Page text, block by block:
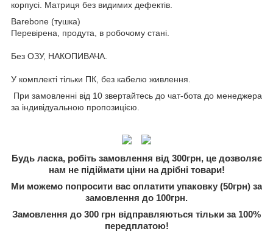
корпусі. Матриця без видимих дефектів.
Barebone (тушка)
Перевірена, продута, в робочому стані.
Без ОЗУ, НАКОПИВАЧА.
У комплекті тільки ПК, без кабелю живлення.
При замовленні від 10 звертайтесь до чат-бота до менеджера
за індивідуальною пропозицією.
Будь ласка, робіть замовлення від 300грн, це дозволяє
нам не підіймати ціни на дрібні товари!
Ми можемо попросити вас оплатити упаковку (50грн) за
замовлення до 100грн.
Замовлення до 300 грн відправляються тільки за 100%
передплатою!